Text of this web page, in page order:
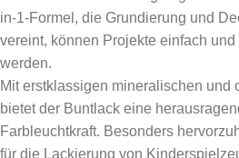
in-1-Formel, die Grundierung und
vereint, können Projekte einfach
werden.
Mit erstklassigen mineralischen und
bietet der Buntlack eine
Farbleuchtkraft. Besonders
für die Lackierung von